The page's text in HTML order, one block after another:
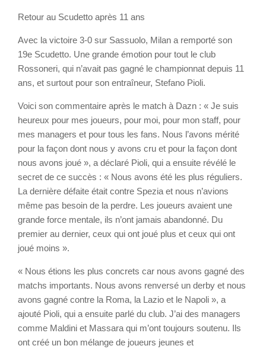
Retour au Scudetto après 11 ans
Avec la victoire 3-0 sur Sassuolo, Milan a remporté son
19e Scudetto. Une grande émotion pour tout le club
Rossoneri, qui n’avait pas gagné le championnat depuis 11
ans, et surtout pour son entraîneur, Stefano Pioli.
Voici son commentaire après le match à Dazn : « Je suis
heureux pour mes joueurs, pour moi, pour mon staff, pour
mes managers et pour tous les fans. Nous l’avons mérité
pour la façon dont nous y avons cru et pour la façon dont
nous avons joué », a déclaré Pioli, qui a ensuite révélé le
secret de ce succès : « Nous avons été les plus réguliers.
La dernière défaite était contre Spezia et nous n’avions
même pas besoin de la perdre. Les joueurs avaient une
grande force mentale, ils n’ont jamais abandonné. Du
premier au dernier, ceux qui ont joué plus et ceux qui ont
joué moins ».
« Nous étions les plus concrets car nous avons gagné des
matchs importants. Nous avons renversé un derby et nous
avons gagné contre la Roma, la Lazio et le Napoli », a
ajouté Pioli, qui a ensuite parlé du club. J’ai des managers
comme Maldini et Massara qui m’ont toujours soutenu. Ils
ont créé un bon mélange de joueurs jeunes et